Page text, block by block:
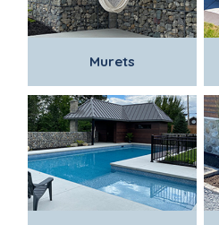
Murets